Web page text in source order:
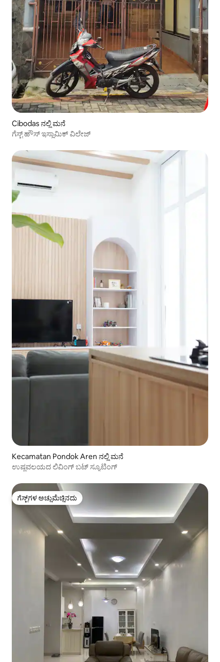
Cibodas ನಲ್ಲಿ ಮನೆ
ಗೆಸ್ಟ್ ಹೌಸ್ ಇಸ್ಲಾಮಿಕ್ ವಿಲೇಜ್
Kecamatan Pondok Aren ನಲ್ಲಿ ಮನೆ
ಉಷ್ಣವಲಯದ ಲಿವಿಂಗ್ ಬಟ್ ಸ್ಯೂಟಿಂಗ್
ಗೆಸ್ಟ್‌ಗಳ ಅಚ್ಚುಮೆಚ್ಚಿನದು
ಗೆಸ್ಟ್‌ಗಳ ಅಚ್ಚುಮೆಚ್ಚಿನದು